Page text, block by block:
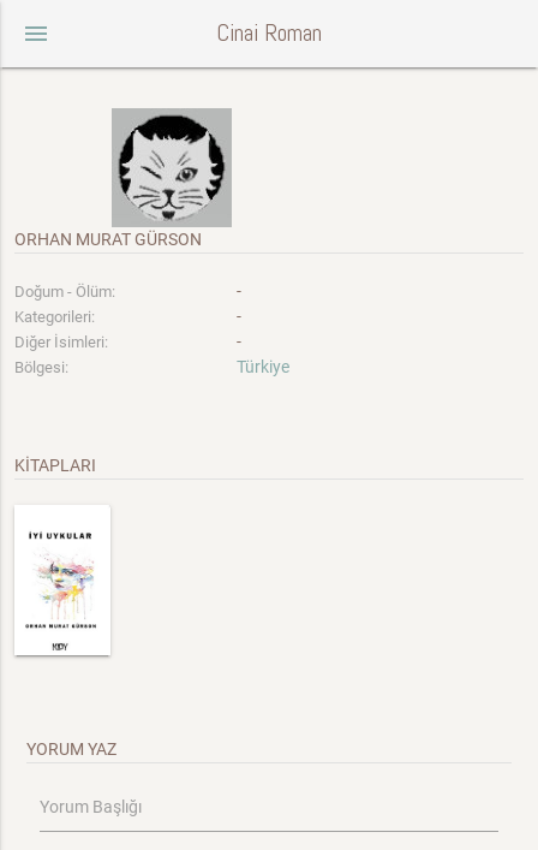
menu Cinai Roman
ORHAN MURAT GÜRSON
Doğum - Ölüm: -
Kategorileri: -
Diğer İsimleri: -
Bölgesi: Türkiye
KİTAPLARI
YORUM YAZ
Yorum Başlığı